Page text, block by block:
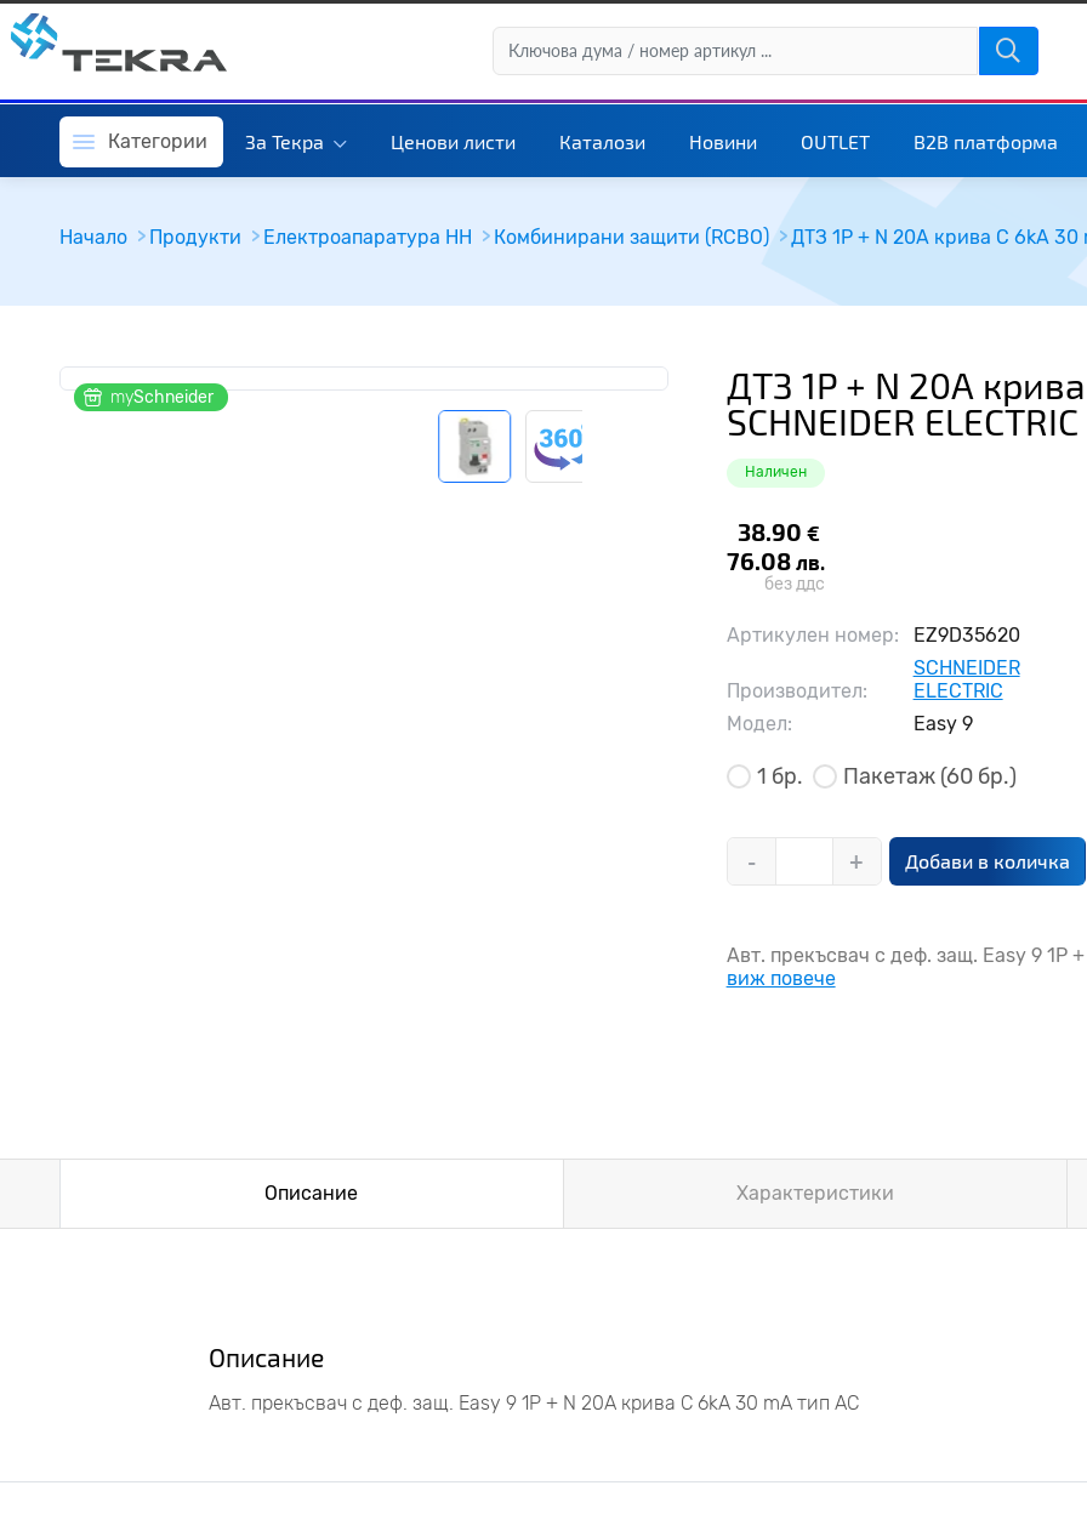
Категории За Текра Ценови листи Каталози Новини OUTLET B2B платформа
Начало Продукти Електроапаратура НН Комбинирани защити (RCBO)
ДТЗ 1P + N 20А
SCHNEIDER
mySchneider
Наличен
38.90 €
76.08 лв.
без ддс
Артикулен номер: EZ9D35620
Производител:
SCHNEIDER
ELECTRIC
Модел:
Easy 9
1 бр. Пакетаж (60 бр.)
- + Добави в количка
Авт. прекъсвач с деф. защ. Easy 9 1P
виж повече
Описание Характеристики
Описание
Авт. прекъсвач с деф. защ. Easy 9 1P + N 20А крива С 6kА 30 mA тип АС